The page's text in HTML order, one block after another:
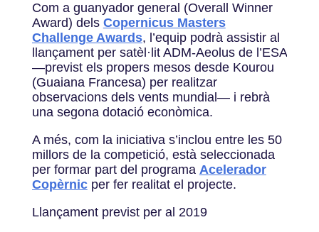
Com a guanyador general (Overall Winner
Award) dels Copernicus Masters
Challenge Awards, l’equip podrà assistir al
llançament per satèl·lit ADM-Aeolus de l’ESA
—previst els propers mesos desde Kourou
(Guaiana Francesa) per realitzar
observacions dels vents mundial— i rebrà
una segona dotació econòmica.
A més, com la iniciativa s’inclou entre les 50
millors de la competició, està seleccionada
per formar part del programa Acelerador
Copèrnicper fer realitat el projecte.
Llançament previst per al 2019